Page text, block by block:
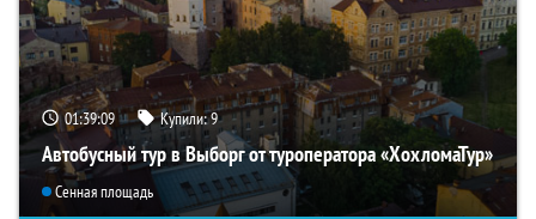
01:39:08 Купили:9
Автобусный тур в Выборг от туроператора «ХохломаТур»
Сенная площадь